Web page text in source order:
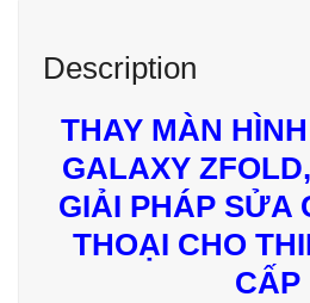
Description
THAY MÀN
GALAXY
GIẢI PHÁP SỬA
THOẠI CHO
CẤP